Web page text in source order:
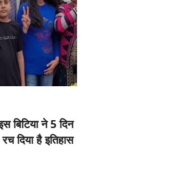
बिटिया ने 5 दिन
दिया है इतिहास